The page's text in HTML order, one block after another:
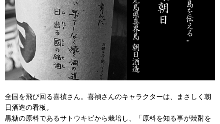
全国を飛び回る喜禎さん。喜禎さんのキャラクターは、まさしく朝
日酒造の看板。
黒糖の原料であるサトウキビから栽培し、「原料を知る事が焼酎を